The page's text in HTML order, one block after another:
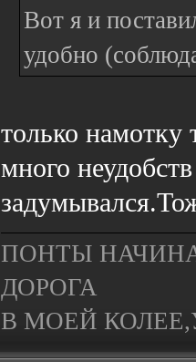
Вот я и
удобно
только намотку
много
ПОНТЫ
ДОРОГА
В МОЕЙ